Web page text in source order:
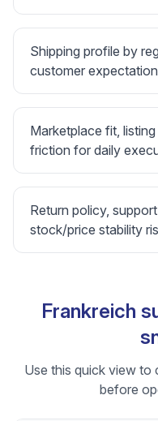
Shipping profile by
customer
Marketplace fit,
friction for daily
Return policy,
stock/price stability
Frankreich
Use this quick view to
before